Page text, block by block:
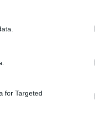
for Targeted